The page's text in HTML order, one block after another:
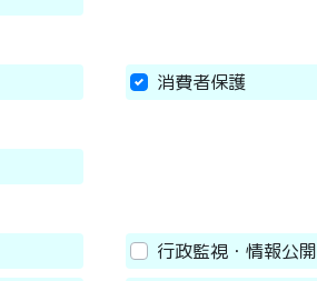
消費者保護
行政監視・情報公開